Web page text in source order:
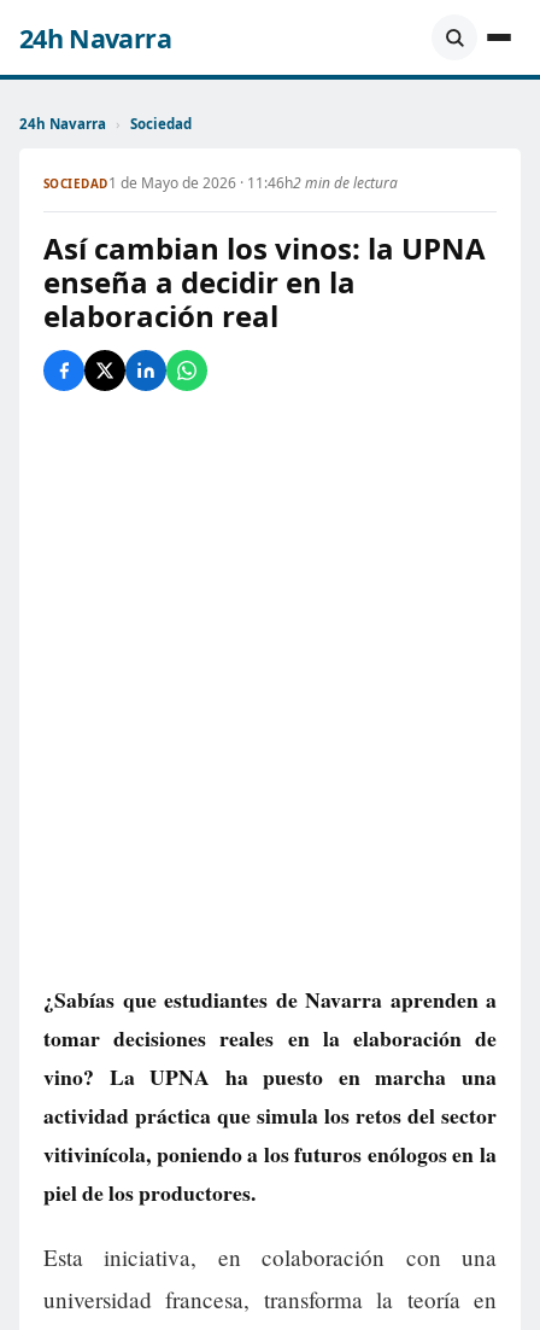
24h Navarra
24h Navarra › Sociedad
SOCIEDAD1 de Mayo de 2026 · 11:46h2 min de lectura
Así cambian los vinos: la UPNA
enseña a decidir en la
elaboración real
¿Sabías que estudiantes de Navarra aprenden a
tomar decisiones reales en la elaboración de
vino? La UPNA ha puesto en marcha una
actividad práctica que simula los retos del sector
vitivinícola, poniendo a los futuros enólogos en la
piel de los productores.
Esta iniciativa, en colaboración con una
universidad francesa, transforma la teoría en